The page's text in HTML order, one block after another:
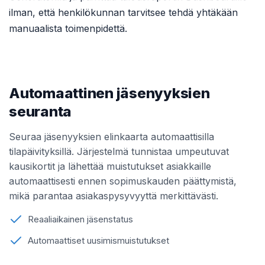
ilman, että henkilökunnan tarvitsee tehdä yhtäkään
manuaalista toimenpidettä.
Automaattinen jäsenyyksien
seuranta
Seuraa jäsenyyksien elinkaarta automaattisilla
tilapäivityksillä. Järjestelmä tunnistaa umpeutuvat
kausikortit ja lähettää muistutukset asiakkaille
automaattisesti ennen sopimuskauden päättymistä,
mikä parantaa asiakaspysyvyyttä merkittävästi.
Reaaliaikainen jäsenstatus
Automaattiset uusimismuistutukset